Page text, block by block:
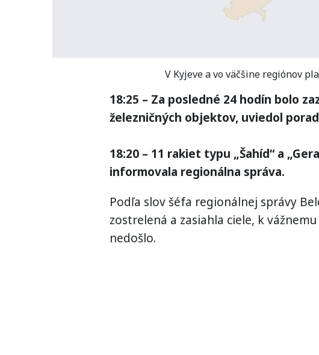
V Kyjeve a vo väčšine regiónov
18:25 – Za posledné 24 hodín bolo
železničných objektov, uviedol
18:20 – 11 rakiet typu „Šahíd“ a
informovala regionálna správa.
Podľa slov šéfa regionálnej správy
zostrelená a zasiahla ciele, k
nedošlo.